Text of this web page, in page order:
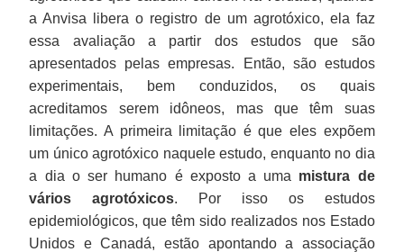
a Anvisa libera o registro de um agrotóxico, ela faz
essa avaliação a partir dos estudos que são
apresentados pelas empresas. Então, são estudos
experimentais, bem conduzidos, os quais
acreditamos serem idôneos, mas que têm suas
limitações. A primeira limitação é que eles expõem
um único agrotóxico naquele estudo, enquanto no dia
a dia o ser humano é exposto a uma mistura de
vários agrotóxicos. Por isso os estudos
epidemiológicos, que têm sido realizados nos Estado
Unidos e Canadá, estão apontando a associação